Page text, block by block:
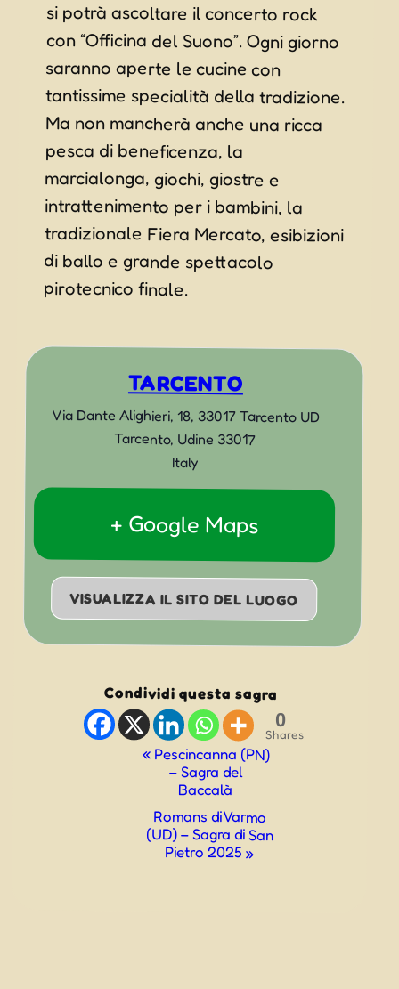
pesca di beneficenza, la
pirotecnico finale.
TARCENTO
Via Dante Alighieri, 18, 33017 Tarcento UD
Tarcento, Udine 33017
Italy
+ Google Maps
VISUALIZZA IL SITO DEL LUOGO
Condividi questa sagra
0
Shares
«Pescincanna (PN)
– Sagra del
Baccalà
Romans di Varmo
(UD) – Sagra di San
Pietro 2025»